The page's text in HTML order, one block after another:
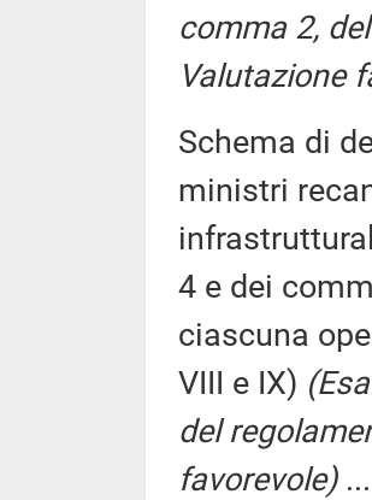
comma 2,
Valutazione
Schema di
ministri
4 e dei
ciascuna
VIII e IX)
del
favorevole)